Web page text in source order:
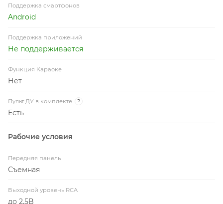
Поддержка смартфонов
Android
Поддержка приложений
Не поддерживается
Функция Караоке
Нет
Пульт ДУ в комплекте ?
Есть
Рабочие условия
Передняя панель
Съемная
Выходной уровень RCA
до 2.5B